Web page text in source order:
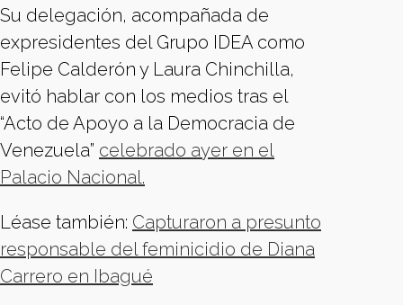
Su delegación, acompañada de
expresidentes del Grupo IDEA como
Felipe Calderón y Laura Chinchilla,
evitó hablar con los medios tras el
“Acto de Apoyo a la Democracia de
Venezuela” celebrado ayer en el
Palacio Nacional.
Léase también: Capturaron a presunto
responsable del feminicidio de Diana
Carrero en Ibagué